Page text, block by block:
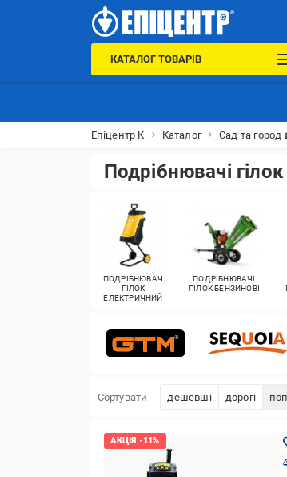
КАТАЛОГ ТОВАРІВ
Епіцентр К Каталог Сад та город
Подрібнювачі гілок
ПОДРІБНЮВАЧ
ГІЛОК
ЕЛЕКТРИЧНИЙ
ПОДРІБНЮВАЧІ
ГІЛОК БЕНЗИНОВІ
Сортувати дешевші дорогі